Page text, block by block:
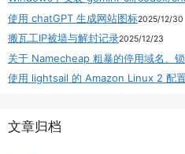
使用 chatGPT 生成网站图标2025/12/30
搬瓦工IP被墙与解封记录2025/12/23
关于 Namecheap 粗暴的停用域名、
使用 lightsail 的 Amazon Linux 2 配
文章归档